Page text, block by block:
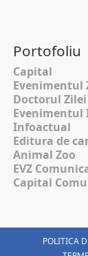
Portofoliu
Capital
Evenimentul
Doctorul Zilei
Evenimentul
Infoactual
Editura de
Animal Zoo
EVZ
Capital
POLITICA